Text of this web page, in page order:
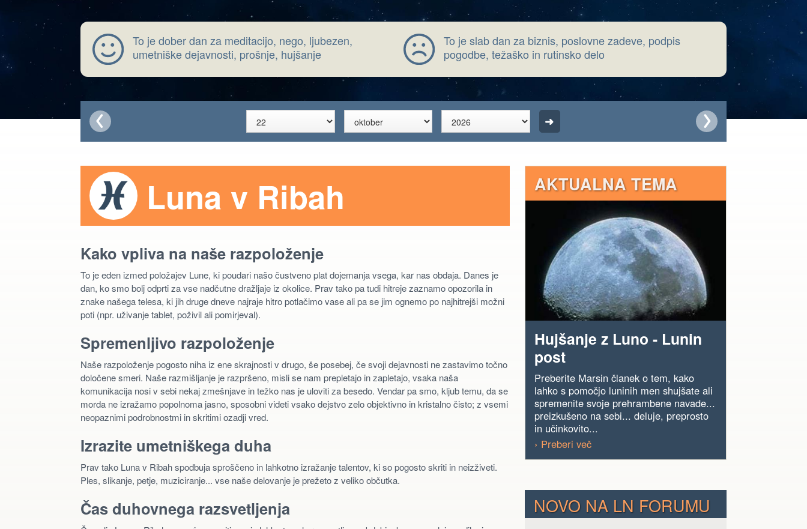
To je dober dan za meditacijo, nego, ljubezen,
umetniške dejavnosti, prošnje, hujšanje
To je slab dan za biznis, poslovne zadeve, podpis
pogodbe, težaško in rutinsko delo
Luna v Ribah
Kako vpliva na naše razpoloženje
To je eden izmed položajev Lune, ki poudari našo čustveno plat dojemanja vsega, kar nas obdaja. Danes je
dan, ko smo bolj odprti za vse nadčutne dražljaje iz okolice. Prav tako pa tudi hitreje zaznamo opozorila in
znake našega telesa, ki jih druge dneve najraje hitro potlačimo vase ali pa se jim ognemo po najhitrejši možni
poti (npr. uživanje tablet, poživil ali pomirjeval).
Spremenljivo razpoloženje
Naše razpoloženje pogosto niha iz ene skrajnosti v drugo, še posebej, če svoji dejavnosti ne zastavimo točno
določene smeri. Naše razmišljanje je razpršeno, misli se nam prepletajo in zapletajo, vsaka naša
komunikacija nosi v sebi nekaj zmešnjave in težko nas je uloviti za besedo. Vendar pa smo, kljub temu, da se
morda ne izražamo popolnoma jasno, sposobni videti vsako dejstvo zelo objektivno in kristalno čisto; z vsemi
neopaznimi podrobnostmi in skritimi ozadji vred.
Izrazite umetniškega duha
Prav tako Luna v Ribah spodbuja sproščeno in lahkotno izražanje talentov, ki so pogosto skriti in neizživeti.
Ples, slikanje, petje, muziciranje... vse naše delovanje je prežeto z veliko občutka.
Čas duhovnega razsvetljenja
AKTUALNA TEMA
Hujšanje z Luno - Lunin
post
Preberite Marsin članek o tem, kako
lahko s pomočjo luninih men shujšate ali
spremenite svoje prehrambene navade...
preizkušeno na sebi... deluje, preprosto
in učinkovito...
› Preberi več
NOVO NA LN FORUMU